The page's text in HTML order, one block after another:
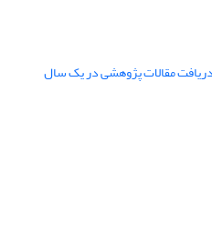
مقالات پژوهشی در یک سال